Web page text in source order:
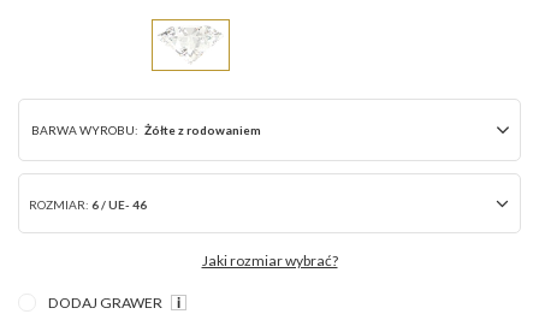
BARWA WYROBU: Żółte z rodowaniem
ROZMIAR: 6 / UE- 46
Jaki rozmiar wybrać?
DODAJ GRAWER